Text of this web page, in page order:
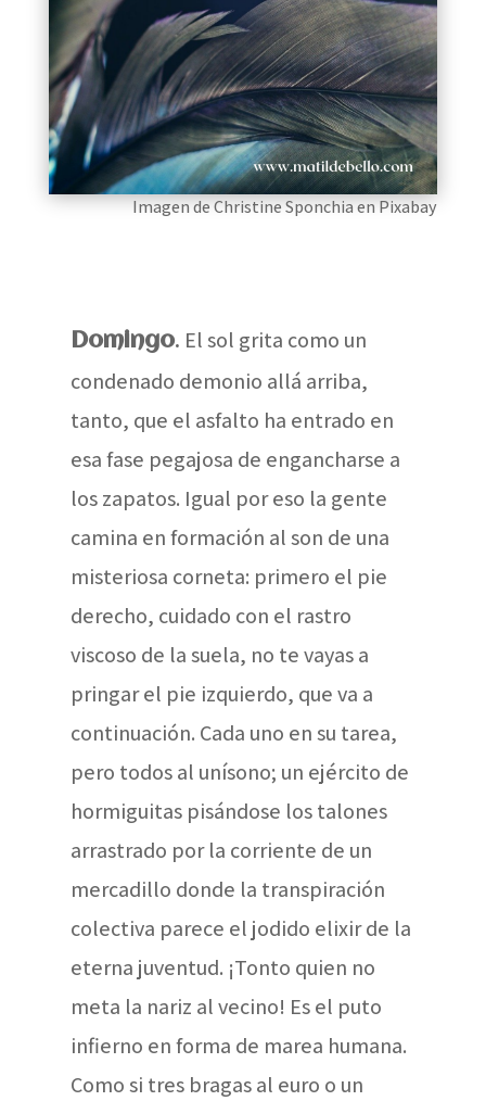
Imagen de Christine Sponchia en Pixabay
Domingo. El sol grita como un
condenado demonio allá arriba,
tanto, que el asfalto ha entrado en
esa fase pegajosa de engancharse a
los zapatos. Igual por eso la gente
camina en formación al son de una
misteriosa corneta: primero el pie
derecho, cuidado con el rastro
viscoso de la suela, no te vayas a
pringar el pie izquierdo, que va a
continuación. Cada uno en su tarea,
pero todos al unísono; un ejército de
hormiguitas pisándose los talones
arrastrado por la corriente de un
mercadillo donde la transpiración
colectiva parece el jodido elixir de la
eterna juventud. ¡Tonto quien no
meta la nariz al vecino! Es el puto
infierno en forma de marea humana.
Como si tres bragas al euro o un